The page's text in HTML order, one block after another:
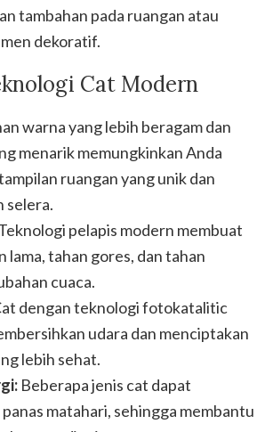
tambahan pada ruangan atau
dekoratif.
Cat Modern
warna yang lebih beragam dan
menarik memungkinkan Anda
ruangan yang unik dan
selera.
pelapis modern membuat
lama, tahan gores, dan tahan
cuaca.
dengan teknologi fotokatalitic
udara dan menciptakan
lebih sehat.
Beberapa jenis cat dapat
matahari, sehingga membantu